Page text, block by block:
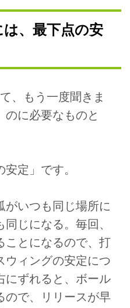
、最下点の安
、もう一度聞きま
のに必要なものと
定」です。
がいつも同じ場所に
じになる。毎回、
ことになるので、打
ウィングの安定につ
にずれると、ボール
ので、リリースが早